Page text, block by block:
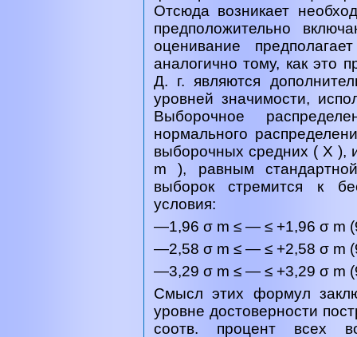
Отсюда возникает
предположительно
оценивание
аналогично тому, как это
Д. г. являются
уровней значимости,
Выборочное
нормального
выборочных средних ( X ),
m ), равным
выборок стремится к
условия:
—1,96 σ m ≤ — ≤ +1,96 σ m
—2,58 σ m ≤ — ≤ +2,58 σ m
—3,29 σ m ≤ — ≤ +3,29 σ m
Смысл этих формул
уровне достоверности
соотв. процент всех